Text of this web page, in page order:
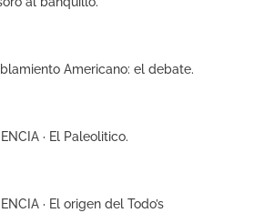
Americano: el debate.
· El Paleolitico.
· El origen del Todo’s